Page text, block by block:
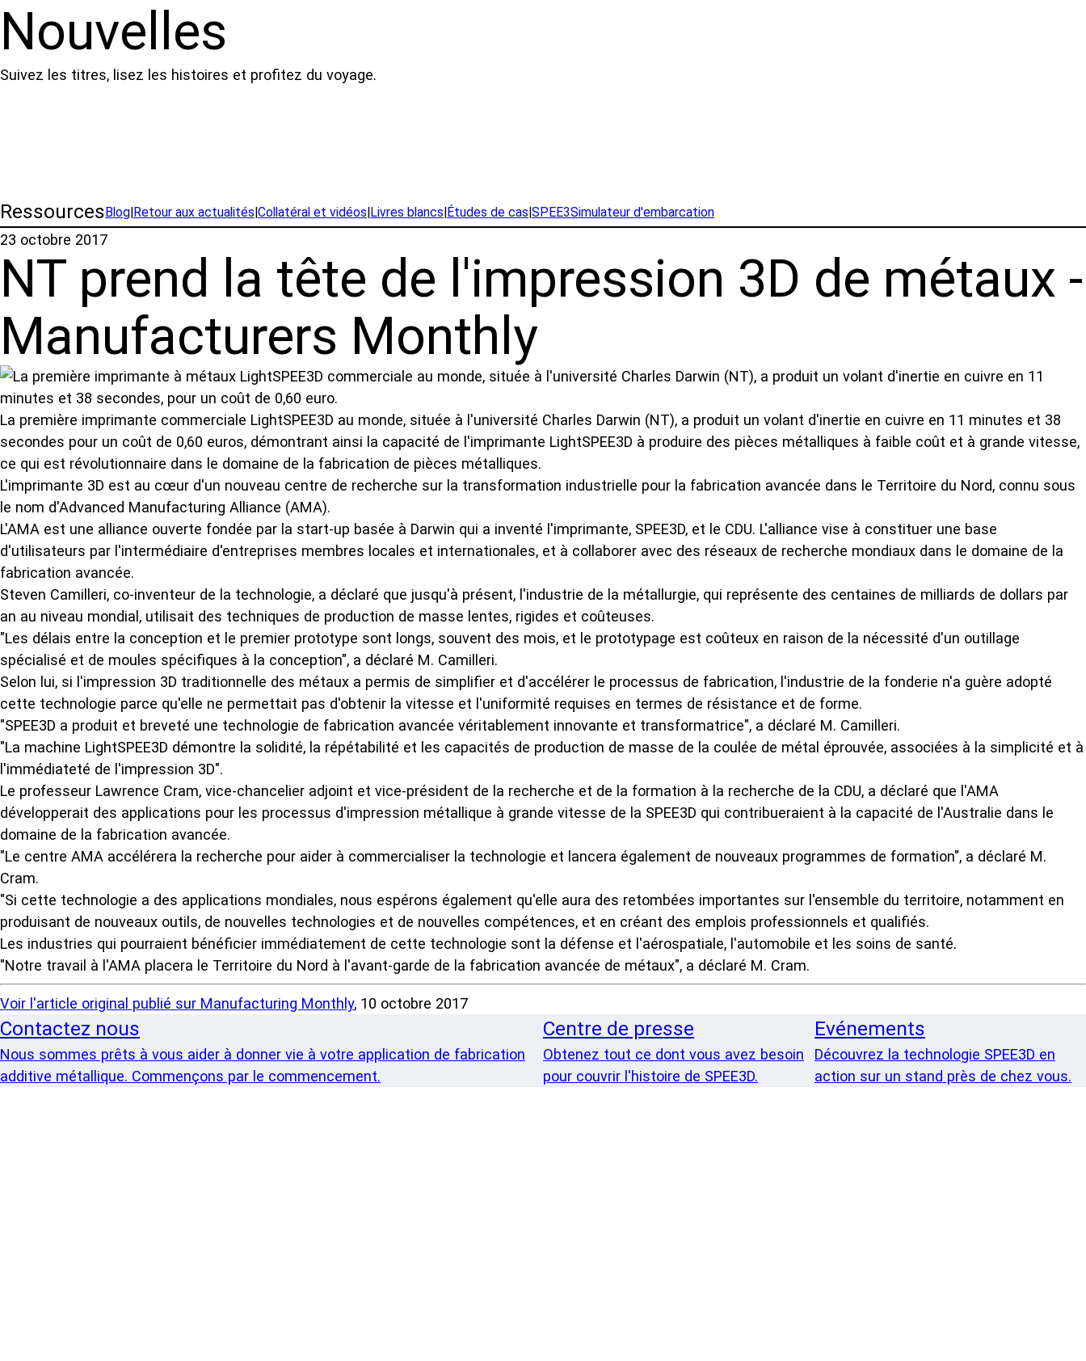
Nouvelles
Suivez les titres, lisez les histoires et profitez du voyage.
RessourcesBlog|Retour aux actualités|Collatéral et vidéos|Livres blancs|Études de cas|SPEE3Simulateur d'embarcation
23 octobre 2017
NT prend la tête de l'impression 3D de métaux -
Manufacturers Monthly
La première imprimante commerciale LightSPEE3D au monde, située à l'université Charles Darwin (NT), a produit un volant d'inertie en cuivre en 11 minutes et 38
secondes pour un coût de 0,60 euros, démontrant ainsi la capacité de l'imprimante LightSPEE3D à produire des pièces métalliques à faible coût et à grande vitesse,
ce qui est révolutionnaire dans le domaine de la fabrication de pièces métalliques.
L'imprimante 3D est au cœur d'un nouveau centre de recherche sur la transformation industrielle pour la fabrication avancée dans le Territoire du Nord, connu sous
le nom d'Advanced Manufacturing Alliance (AMA).
L'AMA est une alliance ouverte fondée par la start-up basée à Darwin qui a inventé l'imprimante, SPEE3D, et le CDU. L'alliance vise à constituer une base
d'utilisateurs par l'intermédiaire d'entreprises membres locales et internationales, et à collaborer avec des réseaux de recherche mondiaux dans le domaine de la
fabrication avancée.
Steven Camilleri, co-inventeur de la technologie, a déclaré que jusqu'à présent, l'industrie de la métallurgie, qui représente des centaines de milliards de dollars par
an au niveau mondial, utilisait des techniques de production de masse lentes, rigides et coûteuses.
"Les délais entre la conception et le premier prototype sont longs, souvent des mois, et le prototypage est coûteux en raison de la nécessité d'un outillage
spécialisé et de moules spécifiques à la conception", a déclaré M. Camilleri.
Selon lui, si l'impression 3D traditionnelle des métaux a permis de simplifier et d'accélérer le processus de fabrication, l'industrie de la fonderie n'a guère adopté
cette technologie parce qu'elle ne permettait pas d'obtenir la vitesse et l'uniformité requises en termes de résistance et de forme.
"SPEE3D a produit et breveté une technologie de fabrication avancée véritablement innovante et transformatrice", a déclaré M. Camilleri.
"La machine LightSPEE3D démontre la solidité, la répétabilité et les capacités de production de masse de la coulée de métal éprouvée, associées à la simplicité et à
l'immédiateté de l'impression 3D".
Le professeur Lawrence Cram, vice-chancelier adjoint et vice-président de la recherche et de la formation à la recherche de la CDU, a déclaré que l'AMA
développerait des applications pour les processus d'impression métallique à grande vitesse de la SPEE3D qui contribueraient à la capacité de l'Australie dans le
domaine de la fabrication avancée.
"Le centre AMA accélérera la recherche pour aider à commercialiser la technologie et lancera également de nouveaux programmes de formation", a déclaré M.
Cram.
"Si cette technologie a des applications mondiales, nous espérons également qu'elle aura des retombées importantes sur l'ensemble du territoire, notamment en
produisant de nouveaux outils, de nouvelles technologies et de nouvelles compétences, et en créant des emplois professionnels et qualifiés.
Les industries qui pourraient bénéficier immédiatement de cette technologie sont la défense et l'aérospatiale, l'automobile et les soins de santé.
"Notre travail à l'AMA placera le Territoire du Nord à l'avant-garde de la fabrication avancée de métaux", a déclaré M. Cram.
Voir l'article original publié sur Manufacturing Monthly, 10 octobre 2017
Contactez nous
Nous sommes prêts à vous aider à donner vie à votre application de fabrication
additive métallique. Commençons par le commencement.
Centre de presse
Obtenez tout ce dont vous avez besoin
pour couvrir l'histoire de SPEE3D.
Evénements
Découvrez la technologie SPEE3D en
action sur un stand près de chez vous.